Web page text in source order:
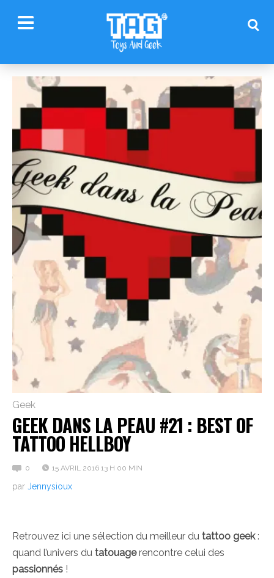
Geek
GEEK DANS LA PEAU #21 : BEST OF
TATTOO HELLBOY
0 15 AVRIL 2016 13 H 00 MIN
par Jennysioux
Retrouvez ici une sélection du meilleur du tattoo geek:
quand l’univers du tatouagerencontre celui des
passionnés !